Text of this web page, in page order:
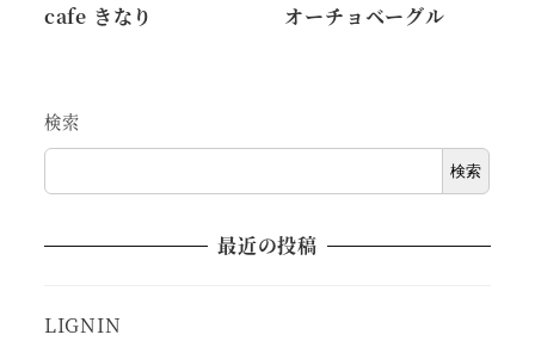
cafe きなり オーチョベーグル
検索
検索
最近の投稿
LIGNIN